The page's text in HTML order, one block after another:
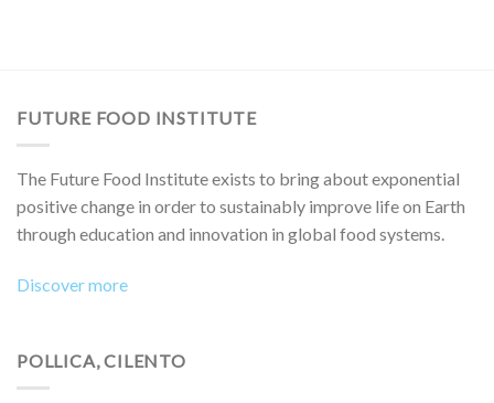
FUTURE FOOD INSTITUTE
The Future Food Institute exists to bring about exponential
positive change in order to sustainably improve life on Earth
through education and innovation in global food systems.
Discover more
POLLICA, CILENTO